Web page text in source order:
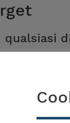
qualsiasi